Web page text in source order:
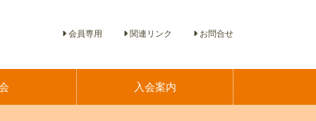
会員専用 関連リンク お問合せ
入会案内